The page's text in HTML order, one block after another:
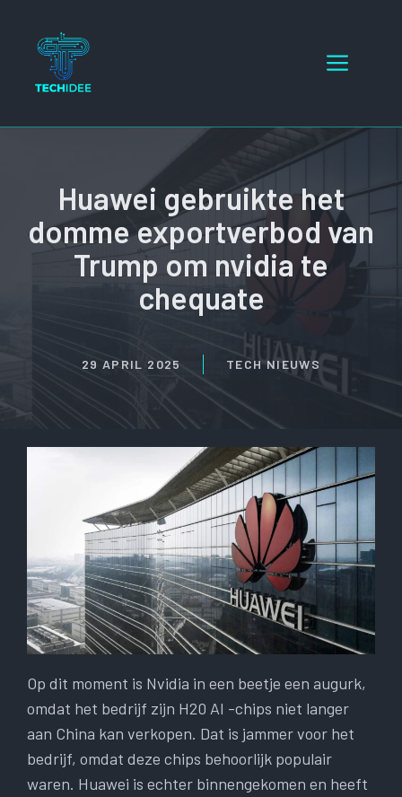
inhoud
Menu
Huawei gebruikte het
domme exportverbod van
Trump om nvidia te
chequate
29 APRIL 2025 TECH NIEUWS
Op dit moment is Nvidia in een beetje een augurk,
omdat het bedrijf zijn H20 AI -chips niet langer
aan China kan verkopen. Dat is jammer voor het
bedrijf, omdat deze chips behoorlijk populair
waren. Huawei is echter binnengekomen en heeft